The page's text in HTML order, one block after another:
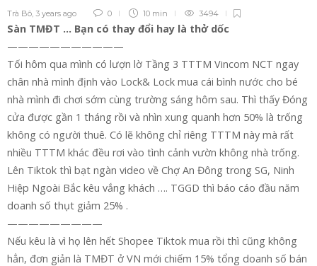
Trà Bô 3 years ago 0 10 min 3494
Sàn TMĐT … Bạn có thay đổi hay là thở dốc
———————————
Tối hôm qua mình có lượn lờ Tầng 3 TTTM Vincom NCT ngay
chân nhà mình định vào Lock& Lock mua cái bình nước cho bé
nhà mình đi chơi sớm cùng trường sáng hôm sau. Thì thấy Đóng
cửa được gần 1 tháng rồi và nhìn xung quanh hơn 50% là trống
không có người thuê. Có lẽ không chỉ riêng TTTM này mà rất
nhiều TTTM khác đều rơi vào tình cảnh vườn không nhà trống.
Lên Tiktok thì bạt ngàn video về Chợ An Đông trong SG, Ninh
Hiệp Ngoài Bắc kêu vắng khách …. TGGD thì báo cáo đầu năm
doanh số thụt giảm 25% .
—————————
Nếu kêu là vì họ lên hết Shopee Tiktok mua rồi thì cũng không
hẳn, đơn giản là TMĐT ở VN mới chiếm 15% tổng doanh số bán